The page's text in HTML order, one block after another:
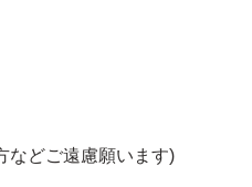
などご遠慮願います)